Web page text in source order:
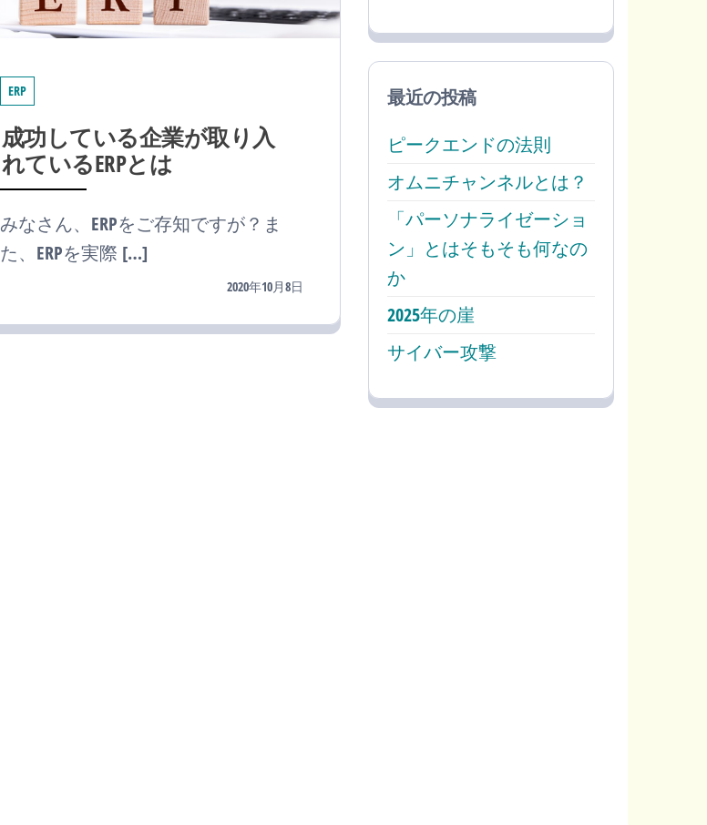
ERP
成功している企業が取り入
れているERPとは
みなさん、ERPをご存知ですが？ま
た、ERPを実際 […]
2020年10月8日
最近の投稿
ピークエンドの法則
オムニチャンネルとは？
「パーソナライゼーショ
ン」とはそもそも何なの
か
2025年の崖
サイバー攻撃